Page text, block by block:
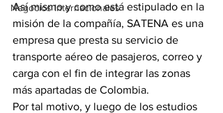
Negocios Internacionales
Así mismo y como está estipulado en la
misión de la compañía, SATENA es una
empresa que presta su servicio de
transporte aéreo de pasajeros, correo y
carga con el fin de integrar las zonas
más apartadas de Colombia.
Por tal motivo, y luego de los estudios